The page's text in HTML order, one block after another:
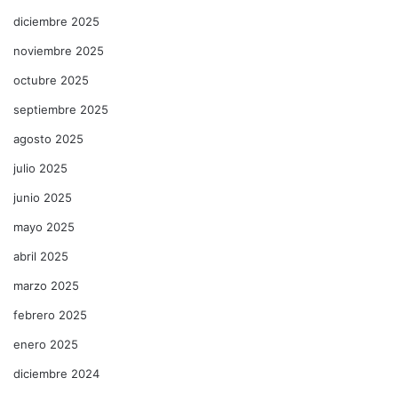
diciembre 2025
noviembre 2025
octubre 2025
septiembre 2025
agosto 2025
julio 2025
junio 2025
mayo 2025
abril 2025
marzo 2025
febrero 2025
enero 2025
diciembre 2024